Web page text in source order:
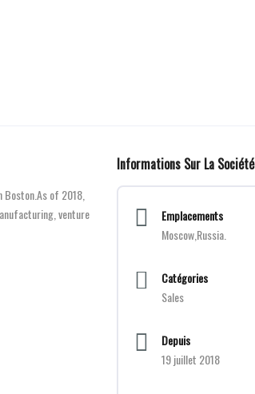
of 2018,
venture
Informations Sur La Société
Emplacements
Moscow,Russia.
Catégories
Sales
Depuis
19 juillet 2018